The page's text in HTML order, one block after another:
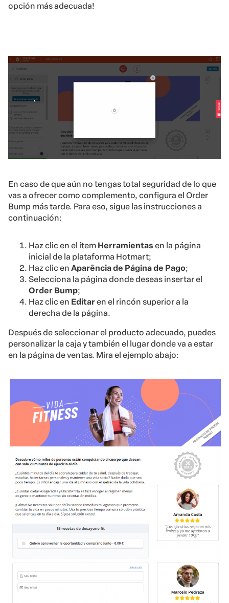
opción más adecuada!
En caso de que aún no tengas total seguridad de lo que
vas a ofrecer como complemento, configura el Order
Bump más tarde. Para eso, sigue las instrucciones a
continuación:
Haz clic en el ítem Herramientas en la página
inicial de la plataforma Hotmart;
Haz clic en Aparência de Página de Pago;
Selecciona la página donde deseas insertar el
Order Bump;
Haz clic en Editaren el rincón superior a la
derecha de la página.
Después de seleccionar el producto adecuado, puedes
personalizar la caja y también el lugar donde va a estar
en la página de ventas. Mira el ejemplo abajo: